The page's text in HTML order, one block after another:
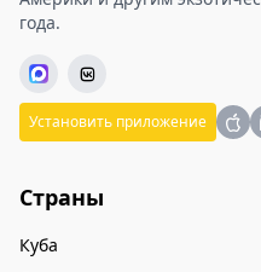
года.
Установить приложение
Страны
Куба